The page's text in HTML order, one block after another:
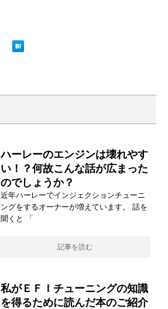
ハーレーのエンジンは壊れやす
い！？何故こんな話が広まった
のでしょうか？
近年ハーレーでインジェクションチューニ
ングをするオーナーが増えています。 話を
聞くと 「
記事を読む
私がＥＦＩチューニングの知識
を得るために読んだ本のご紹介